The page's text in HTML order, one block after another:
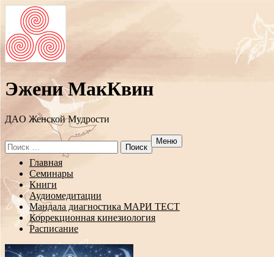
Эжени МакКвин
ДAO Женской Мудрости
Search
for:
Меню
Перейти
содержанию
Главная
Семинары
Книги
Аудиомедитации
Мандала диагностика МАРИ ТЕСТ
Коррекционная кинезиология
Расписание